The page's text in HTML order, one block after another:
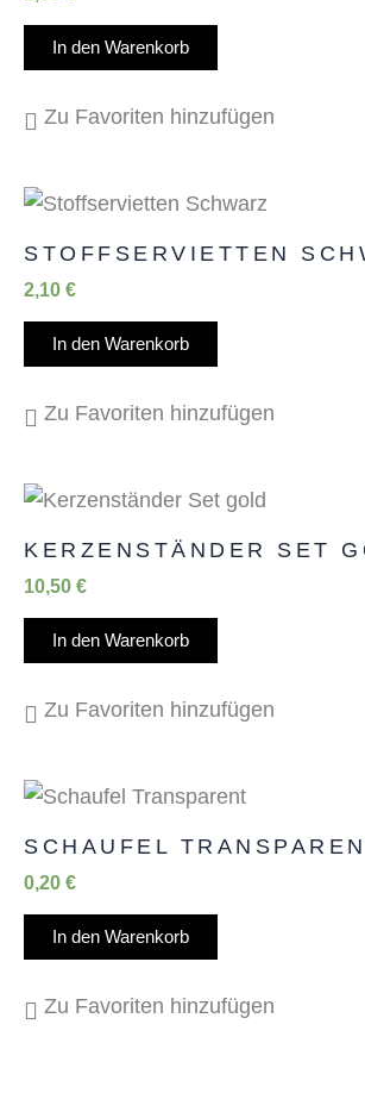
In den Warenkorb
Zu Favoriten hinzufügen
STOFFSERVIETTEN
2,10 €
In den Warenkorb
Zu Favoriten hinzufügen
KERZENSTÄNDER SET
10,50 €
In den Warenkorb
Zu Favoriten hinzufügen
SCHAUFEL
0,20 €
In den Warenkorb
Zu Favoriten hinzufügen